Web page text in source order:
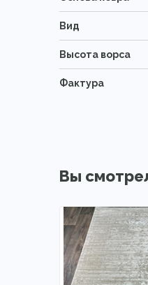
Вид
Высота ворса
Фактура
Вы